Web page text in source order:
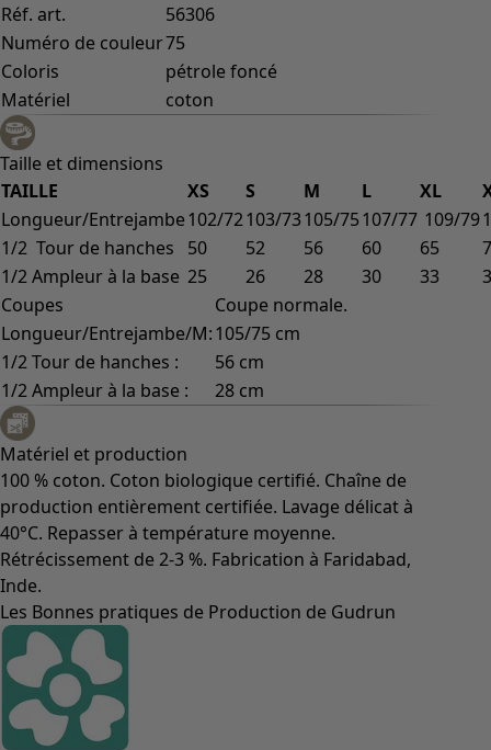
Réf. art.
56306
Numéro de couleur75
Coloris
pétrole foncé
Matériel
coton
Taille et dimensions
TAILLE
XS S M L XL
Longueur/Entrejambe102/72103/73105/75107/77 109/79
1/2 Tour de hanches
50 52 56 60 65
1/2 Ampleur à la base 25 26 28 30 33
Coupes
Coupe normale.
Longueur/Entrejambe/M:105/75 cm
1/2 Tour de hanches :
56 cm
1/2 Ampleur à la base :
28 cm
Matériel et production
100 % coton. Coton biologique certifié. Chaîne de
production entièrement certifiée. Lavage délicat à
40°C. Repasser à température moyenne.
Rétrécissement de 2-3 %. Fabrication à Faridabad,
Inde.
Les Bonnes pratiques de Production de Gudrun